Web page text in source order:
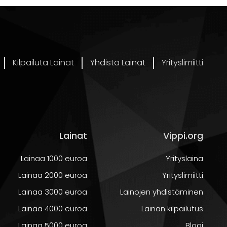
Lainat
Lainaa 1000 euroa
Lainaa 2000 euroa
Lainaa 3000 euroa
Lainaa 4000 euroa
Vippi.org
Yrityslaina
Yrityslimiitti
Lainojen yhdistäminen
Lainan kilpailutus
Kilpailuta Lainat Yhdistä Lainat Yrityslimiitti